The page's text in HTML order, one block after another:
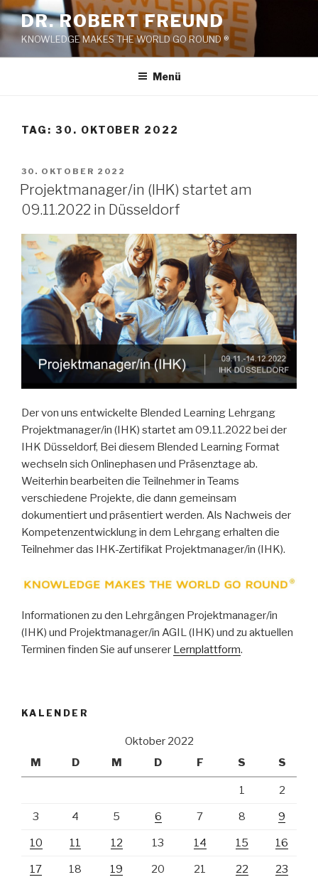
Zum
Inhalt
springen
DR. ROBERT FREUND
KNOWLEDGE MAKES THE WORLD GO ROUND ®
Menü
TAG: 30. OKTOBER 2022
VERÖFFENTLICHT
AM
30. OKTOBER 2022
Projektmanager/in (IHK) startet am
09.11.2022 in Düsseldorf
Der von uns entwickelte Blended Learning Lehrgang
Projektmanager/in (IHK) startet am 09.11.2022 bei der
IHK Düsseldorf, Bei diesem Blended Learning Format
wechseln sich Onlinephasen und Präsenztage ab.
Weiterhin bearbeiten die Teilnehmer in Teams
verschiedene Projekte, die dann gemeinsam
dokumentiert und präsentiert werden. Als Nachweis der
Kompetenzentwicklung in dem Lehrgang erhalten die
Teilnehmer das IHK-Zertifikat Projektmanager/in (IHK).
Informationen zu den Lehrgängen Projektmanager/in
(IHK) und Projektmanager/in AGIL (IHK) und zu aktuellen
Terminen finden Sie auf unserer Lernplattform.
KALENDER
Oktober 2022
M
D M D F S S
1 2
3 4 5 6 7 8 9
10 11 12 13 14 15 16
17 18 19 20 21 22 23